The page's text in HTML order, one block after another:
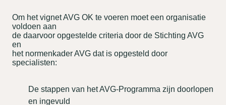
Om het vignet AVG OK te voeren moet een organisatie
voldoen aan
de daarvoor opgestelde criteria door de Stichting AVG
en
het normenkader AVG dat is opgesteld door
specialisten:
De stappen van het AVG-Programma zijn doorlopen
en ingevuld